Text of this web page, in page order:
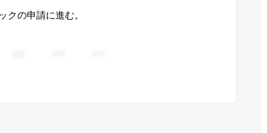
の申請に進む。